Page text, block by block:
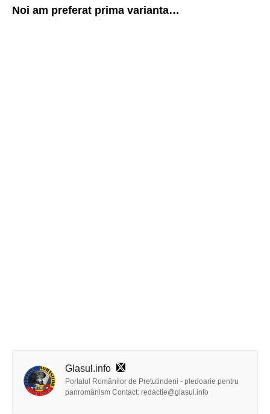
Noi am preferat prima varianta…
Glasul.info
Portalul Românilor de Pretutindeni - pledoarie pentru
panromânism Contact: redactie@glasul.info